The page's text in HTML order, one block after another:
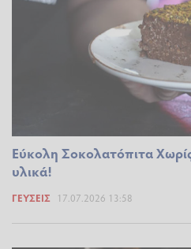
Εύκολη Σοκολατόπιτα
υλικά!
ΓΕΎΣΕΙΣ 17.07.2026 13:58